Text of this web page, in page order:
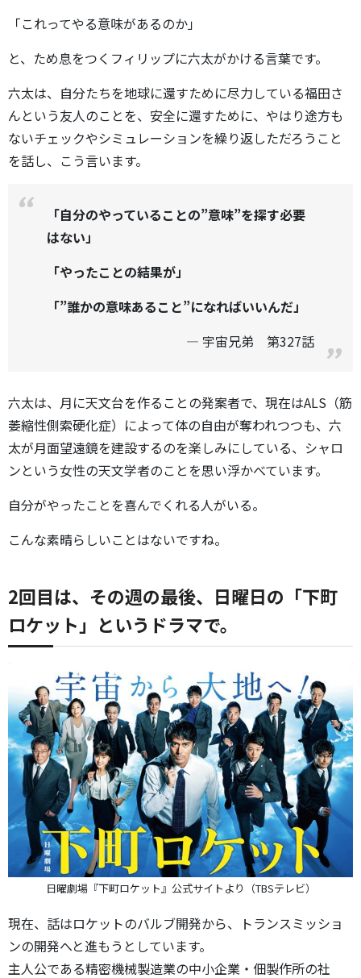
「これってやる意味があるのか」
と、ため息をつくフィリップに六太がかける言葉です。
六太は、自分たちを地球に還すために尽力している福田さ
んという友人のことを、安全に還すために、やはり途方も
ないチェックやシミュレーションを繰り返しただろうこと
を話し、こう言います。
「自分のやっていることの”意味”を探す必要
はない」
「やったことの結果が」
「”誰かの意味あること”になればいいんだ」
宇宙兄弟 第327話
六太は、月に天文台を作ることの発案者で、現在はALS（筋
萎縮性側索硬化症）によって体の自由が奪われつつも、六
太が月面望遠鏡を建設するのを楽しみにしている、シャロ
ンという女性の天文学者のことを思い浮かべています。
自分がやったことを喜んでくれる人がいる。
こんな素晴らしいことはないですね。
2回目は、その週の最後、日曜日の「下町
ロケット」というドラマで。
日曜劇場『下町ロケット』公式サイトより（TBSテレビ）
現在、話はロケットのバルブ開発から、トランスミッショ
ンの開発へと進もうとしています。
主人公である精密機械製造業の中小企業・佃製作所の社